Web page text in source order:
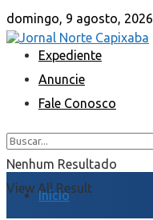
domingo, 9 agosto, 2026
Expediente
Anuncie
Fale Conosco
Nenhum Resultado
View All Result
Início